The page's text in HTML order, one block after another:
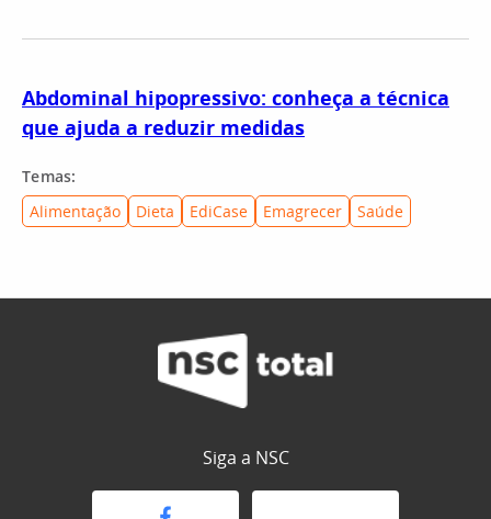
Abdominal hipopressivo: conheça a técnica
que ajuda a reduzir medidas
Temas:
Alimentação
Dieta EdiCase Emagrecer Saúde
Siga a NSC